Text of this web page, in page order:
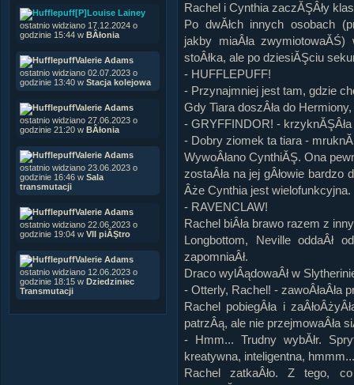
[P]Louise Lainey
ostatnio widziano 17.12.2024 o
godzinie 15:44 w BÂłonia
Valerie Adams
ostatnio widziano 02.07.2023 o
godzinie 13:40 w Stacja kolejowa
Valerie Adams
ostatnio widziano 27.06.2023 o
godzinie 21:20 w BÂłonia
Valerie Adams
ostatnio widziano 23.06.2023 o
godzinie 16:46 w Sala
transmutacji
Valerie Adams
ostatnio widziano 22.06.2023 o
godzinie 19:04 w VII piĂŞtro
Valerie Adams
ostatnio widziano 12.06.2023 o
godzinie 18:15 w Dziedziniec
Transmutacji
Rachel i Cynthia zaczĂŞÂły
Po dwĂłch innych osobach
jakby miaÂła zwymiotowaĂŚ)
stoÂłka, ale po dziesiĂŞciu
- HUFFLEPUFF!
- Przynajmniej jest tam, gdzie
Gdy Tiara doszÂła do
- GRYFFINDOR! - krzyknĂŞÂła
- Dobry ziomek ta tiara -
WywoÂłano CynthiĂŞ. Ona
zostaÂła na jej gÂłowie bardzo
Âże Cynthia jest
- RAVENCLAW!
Rachel biÂła brawo razem z
Longbottom, Neville oddaÂł
zapomniaÂł.
Draco wylÂądowaÂł w
- Otterly, Rachel! - zawoÂłaÂła
Rachel pobiegÂła i
patrzÂą, ale nie przejmowaÂła
- Hmm... Trudny wybĂłr.
kreatywna, inteligentna,
Rachel zatkaÂło. Z tego,